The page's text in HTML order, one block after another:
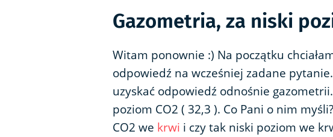
Gazometria, za niski
Witam ponownie :) Na początku
odpowiedź na wcześniej zadane
uzyskać odpowiedź odnośnie
poziom CO2 ( 32,3 ). Co Pani o nim
CO2 we krwi i czy tak niski poziom we